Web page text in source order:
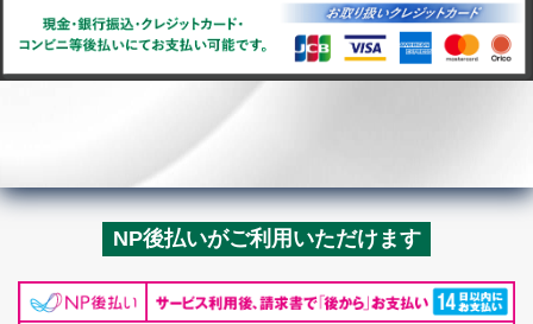
NP後払いがご利用いただけます